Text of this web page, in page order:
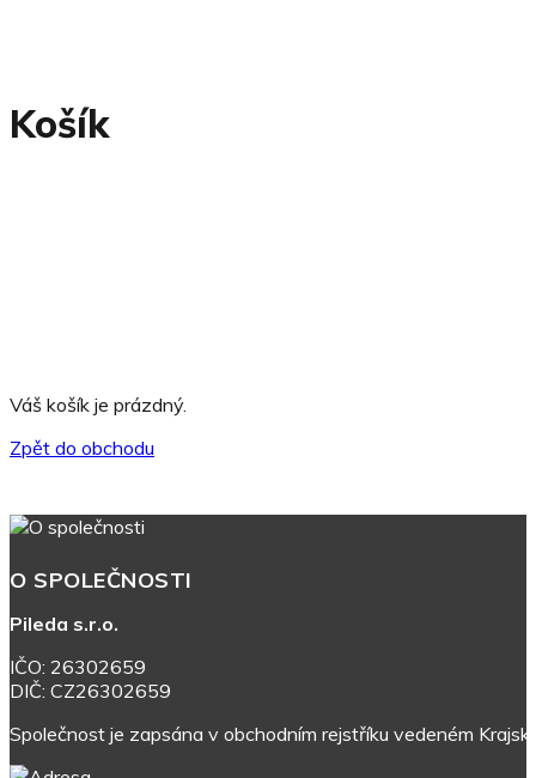
Košík
Váš košík je prázdný.
Zpět do obchodu
O SPOLEČNOSTI
Pileda s.r.o.
IČO: 26302659
DIČ: CZ26302659
Společnost je zapsána v obchodním rejstříku vedeném